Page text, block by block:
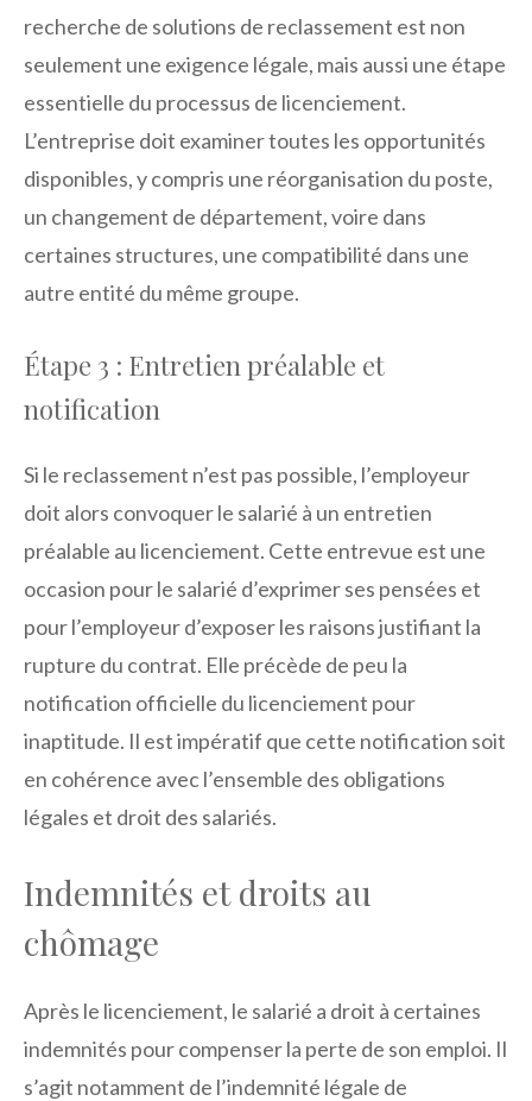
recherche de solutions de reclassement est non
seulement une exigence légale, mais aussi une étape
essentielle du processus de licenciement.
L’entreprise doit examiner toutes les opportunités
disponibles, y compris une réorganisation du poste,
un changement de département, voire dans
certaines structures, une compatibilité dans une
autre entité du même groupe.
Étape 3 : Entretien préalable et
notification
Si le reclassement n’est pas possible, l’employeur
doit alors convoquer le salarié à un entretien
préalable au licenciement. Cette entrevue est une
occasion pour le salarié d’exprimer ses pensées et
pour l’employeur d’exposer les raisons justifiant la
rupture du contrat. Elle précède de peu la
notification officielle du licenciement pour
inaptitude. Il est impératif que cette notification soit
en cohérence avec l’ensemble des obligations
légales et droit des salariés.
Indemnités et droits au
chômage
Après le licenciement, le salarié a droit à certaines
indemnités pour compenser la perte de son emploi. Il
s’agit notamment de l’indemnité légale de